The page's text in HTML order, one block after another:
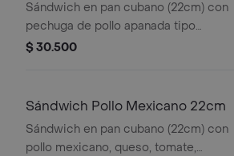
Sándwich en pan cubano (22cm) con
pechuga de pollo apanada tipo
nashville, queso, tomate, lechuga y
$ 30.500
Sándwich Pollo Mexicano 22cm
Sándwich en pan cubano (22cm) con
pollo mexicano, queso, tomate,